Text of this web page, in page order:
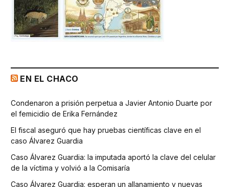
EN EL CHACO
Condenaron a prisión perpetua a Javier Antonio Duarte por
el femicidio de Erika Fernández
El fiscal aseguró que hay pruebas científicas clave en el
caso Álvarez Guardia
Caso Álvarez Guardia: la imputada aportó la clave del celular
de la víctima y volvió a la Comisaría
Caso Álvarez Guardia: esperan un allanamiento y nuevas